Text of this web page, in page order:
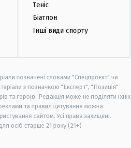
Теніс
Біатлон
Інші види спорту
позначені словами "Спецпроєкт" чи
з позначкою "Експерт", "Позиція"
та героїв. Редакція може не поділяти їхніх
та правил цитування можна
сайтом. Усі права захищені.
осіб старше 21 року (21+)